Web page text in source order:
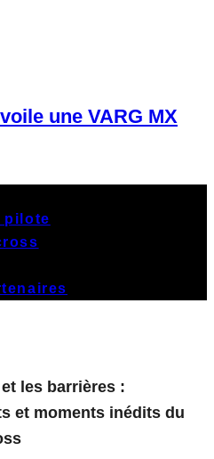
une VARG MX
pilote
les barrières :
et moments inédits du